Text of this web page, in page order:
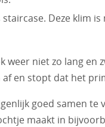
Deze klim
weer niet zo lang
en stopt dat het
goed samen te
maakt in